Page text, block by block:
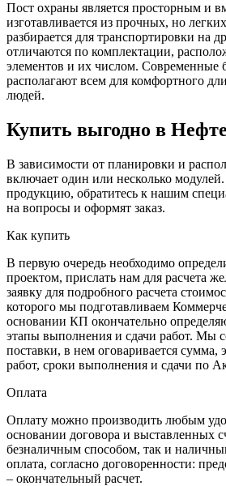
Пост охраны является просторным и
изготавливается из прочных, но
разбирается для транспортировки на
отличаются по комплектации,
элементов и их числом. Современные
располагают всем для комфортного
людей.
Купить выгодно в
В зависимости от планировки и
включает один или несколько
продукцию, обратитесь к нашим
на вопросы и оформят заказ.
Как купить
В первую очередь необходимо
проектом, прислать нам для расчета
заявку для подробного расчета
которого мы подготавливаем
основании КП окончательно
этапы выполнения и сдачи работ. Мы
поставки, в нем оговаривается сумма,
работ, сроки выполнения и сдачи по
Оплата
Оплату можно производить любым
основании договора и выставленных
безналичным способом, так и
оплата, согласно договоренности:
– окончательный расчет.